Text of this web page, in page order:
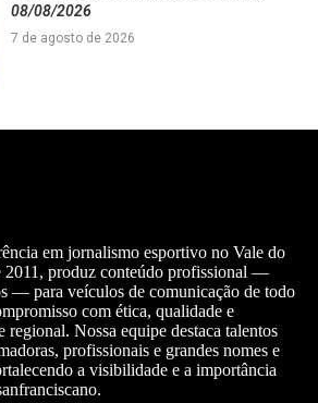
08/08/2026
7 de agosto de 2026
em jornalismo esportivo no Vale do
2011, produz conteúdo profissional —
— para veículos de comunicação de todo
com ética, qualidade e
regional. Nossa equipe destaca talentos
profissionais e grandes nomes e
a visibilidade e a importância